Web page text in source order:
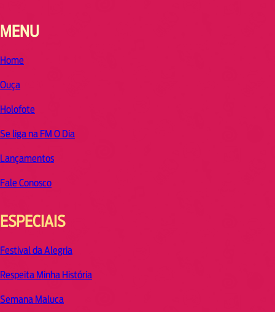
MENU
Home
Ouça
Holofote
Se liga na FM O Dia
Lançamentos
Fale Conosco
ESPECIAIS
Festival da Alegria
Respeita Minha História
Semana Maluca